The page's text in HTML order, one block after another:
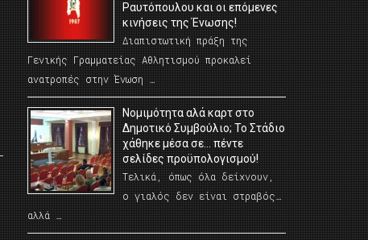
Ραυτόπουλου και οι επόμενες
κινήσεις της Ένωσης!
Διαπιστωτική πράξη της
Γενικής Γραμματείας Αθλητισμού προκαλεί
ανατροπές στην Ένωση …
Νομιμότητα αλά καρτ στο
Δημοτικό Συμβούλιο; Το Στάδιο
χάθηκε μέσα σε… πέντε
σελίδες προϋπολογισμού!
Τελικά, όπως όλα δείχνουν,
ο γιαλός δεν είναι στραβός…
αλλά …